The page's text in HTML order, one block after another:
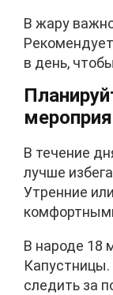
В жару
в день,
В течение
лучше
Утренние
В народе 18
следить за